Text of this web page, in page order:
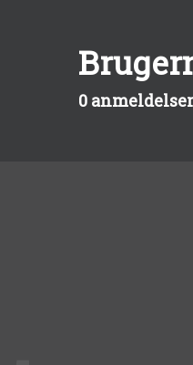
0 anmeldelser